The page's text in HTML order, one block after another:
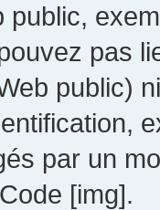
public,
pas
public)
par un
[img].